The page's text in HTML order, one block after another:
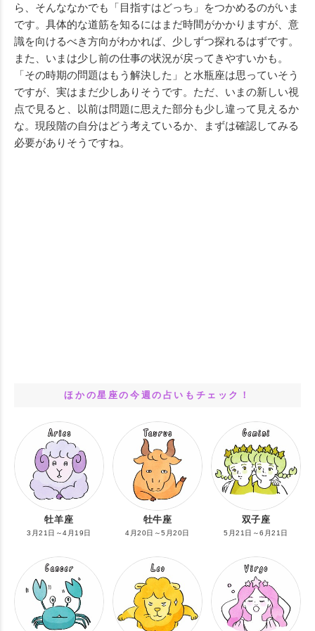
ら、そんななかでも「目指すはどっち」をつかめるのがいま
です。具体的な道筋を知るにはまだ時間がかかりますが、意
識を向けるべき方向がわかれば、少しずつ探れるはずです。
また、いまは少し前の仕事の状況が戻ってきやすいかも。
「その時期の問題はもう解決した」と水瓶座は思っていそう
ですが、実はまだ少しありそうです。ただ、いまの新しい視
点で見ると、以前は問題に思えた部分も少し違って見えるか
な。現段階の自分はどう考えているか、まずは確認してみる
必要がありそうですね。
ほかの星座の今週の占いもチェック！
牡羊座
3月21日～4月19日
牡牛座
4月20日～5月20日
双子座
5月21日～6月21日